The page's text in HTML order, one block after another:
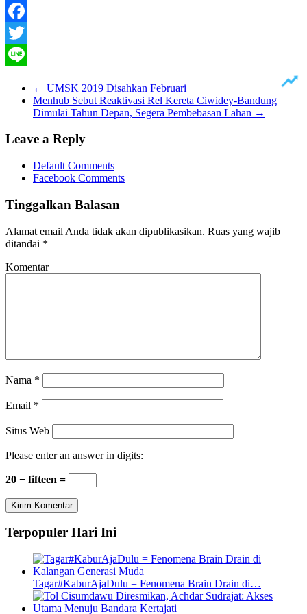
Facebook
Twitter
← UMSK 2019 Disahkan Februari
Menhub Sebut Reaktivasi Rel Kereta Ciwidey-Bandung
Dimulai Tahun Depan, Segera Pembebasan Lahan →
Leave a Reply
Default Comments
Facebook Comments
Tinggalkan Balasan
Alamat email Anda tidak akan dipublikasikan. Ruas yang wajib
ditandai *
Komentar
Nama *
Email *
Situs Web
Please enter an answer in digits:
20 − fifteen =
Terpopuler Hari Ini
Tagar#KaburAjaDulu = Fenomena Brain Drain di…